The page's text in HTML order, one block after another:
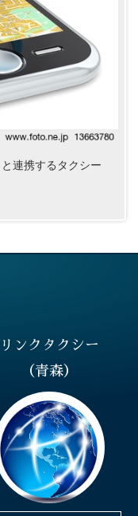
連携するタクシー
リンクタクシー
（青森）